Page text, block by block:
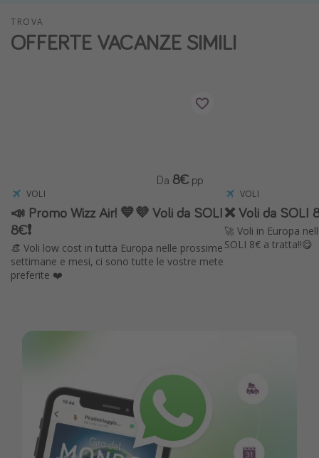
Vacanze con bambini
Vacanze al mare
Città più visitate
TROVA
OFFERTE VACANZE SIMILI
VOLI
📣 Promo Wizz Air! 💙💜 Voli da SOLI
8€❗️
👒 Voli low cost in tutta Europa nelle prossime
settimane e mesi, ci sono tutte le vostre mete
preferite ❤️
Da 8€ pp
VOLI
❌ Voli da SOLI
🚀 Voli in Europa
SOLI 8€ a tratta!!😋